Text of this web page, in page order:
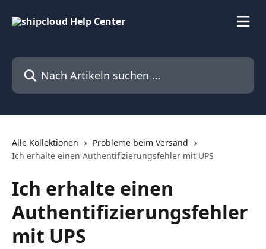
Nach Artikeln suchen …
Alle Kollektionen
Probleme beim Versand
Ich erhalte einen Authentifizierungsfehler mit UPS
Ich erhalte einen
Authentifizierungsfehler
mit UPS